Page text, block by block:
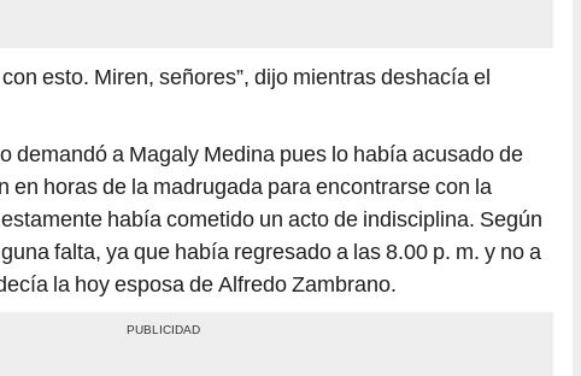
esto. Miren, señores”, dijo mientras deshacía el
demandó a Magaly Medina pues lo había acusado de
en horas de la madrugada para encontrarse con la
había cometido un acto de indisciplina. Según
falta, ya que había regresado a las 8.00 p. m. y no a
la hoy esposa de Alfredo Zambrano.